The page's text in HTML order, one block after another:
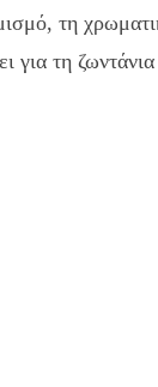
τη
τη ζωντάνια